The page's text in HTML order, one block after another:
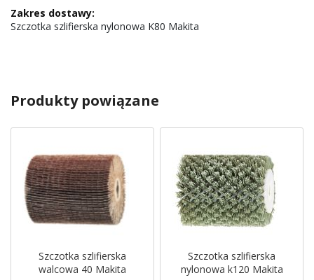
Szczotka szlifierska nylonowa K80 Makita
Produkty powiązane
Szczotka szlifierska
walcowa 40 Makita
Szczotka szlifierska
nylonowa k120 Makita